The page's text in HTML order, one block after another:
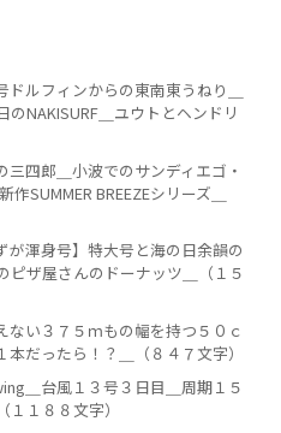
ドルフィンからの東南東うねり＿
NAKISURF＿ユウトとヘンドリ
三四郎＿小波でのサンディエゴ・
SUMMER BREEZEシリーズ＿
が渾身号】特大号と海の日余韻の
ピザ屋さんのドーナッツ＿（１５
ない３７５ｍもの幅を持つ５０ｃ
だったら！？＿（８４７文字）
＿台風１３号３日目＿周期１５
１８８文字）